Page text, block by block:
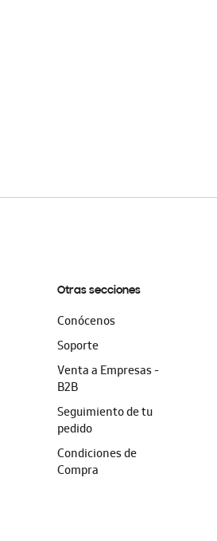
Otras secciones
Conócenos
Soporte
Venta a Empresas -
B2B
Seguimiento de tu
pedido
Condiciones de
Compra